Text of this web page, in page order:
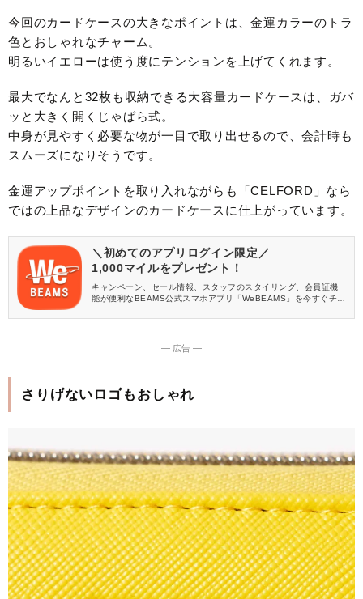
今回のカードケースの大きなポイントは、金運カラーのトラ
色とおしゃれなチャーム。
明るいイエローは使う度にテンションを上げてくれます。
最大でなんと32枚も収納できる大容量カードケースは、ガバ
ッと大きく開くじゃばら式。
中身が見やすく必要な物が一目で取り出せるので、会計時も
スムーズになりそうです。
金運アップポイントを取り入れながらも「CELFORD」なら
ではの上品なデザインのカードケースに仕上がっています。
＼初めてのアプリログイン限定／
1,000マイルをプレゼント！
キャンペーン、セール情報、スタッフのスタイリング、会員証機
能が便利なBEAMS公式スマホアプリ「WeBEAMS」を今すぐチェ
― 広告 ―
さりげないロゴもおしゃれ